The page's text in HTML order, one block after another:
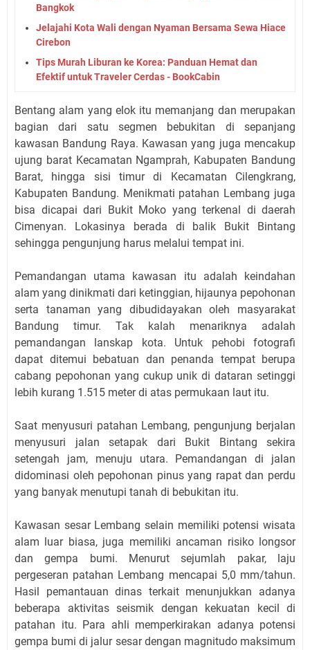
Bangkok
Jelajahi Kota Wali dengan Nyaman Bersama Sewa Hiace
Cirebon
Tips Murah Liburan ke Korea: Panduan Hemat dan
Efektif untuk Traveler Cerdas - BookCabin
Bentang alam yang elok itu memanjang dan merupakan
bagian dari satu segmen bebukitan di sepanjang
kawasan Bandung Raya. Kawasan yang juga mencakup
ujung barat Kecamatan Ngamprah, Kabupaten Bandung
Barat, hingga sisi timur di Kecamatan Cilengkrang,
Kabupaten Bandung. Menikmati patahan Lembang juga
bisa dicapai dari Bukit Moko yang terkenal di daerah
Cimenyan. Lokasinya berada di balik Bukit Bintang
sehingga pengunjung harus melalui tempat ini.
Pemandangan utama kawasan itu adalah keindahan
alam yang dinikmati dari ketinggian, hijaunya pepohonan
serta tanaman yang dibudidayakan oleh masyarakat
Bandung timur. Tak kalah menariknya adalah
pemandangan lanskap kota. Untuk pehobi fotografi
dapat ditemui bebatuan dan penanda tempat berupa
cabang pepohonan yang cukup unik di dataran setinggi
lebih kurang 1.515 meter di atas permukaan laut itu.
Saat menyusuri patahan Lembang, pengunjung berjalan
menyusuri jalan setapak dari Bukit Bintang sekira
setengah jam, menuju utara. Pemandangan di jalan
didominasi oleh pepohonan pinus yang rapat dan perdu
yang banyak menutupi tanah di bebukitan itu.
Kawasan sesar Lembang selain memiliki potensi wisata
alam luar biasa, juga memiliki ancaman risiko longsor
dan gempa bumi. Menurut sejumlah pakar, laju
pergeseran patahan Lembang mencapai 5,0 mm/tahun.
Hasil pemantauan dinas terkait menunjukkan adanya
beberapa aktivitas seismik dengan kekuatan kecil di
patahan itu. Para ahli memperkirakan adanya potensi
gempa bumi di jalur sesar dengan magnitudo maksimum